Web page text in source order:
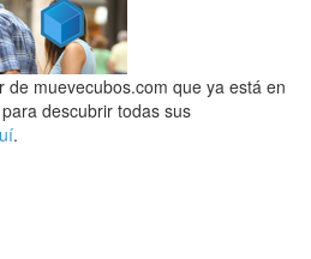
de muevecubos.com que ya está en
para descubrir todas sus
.